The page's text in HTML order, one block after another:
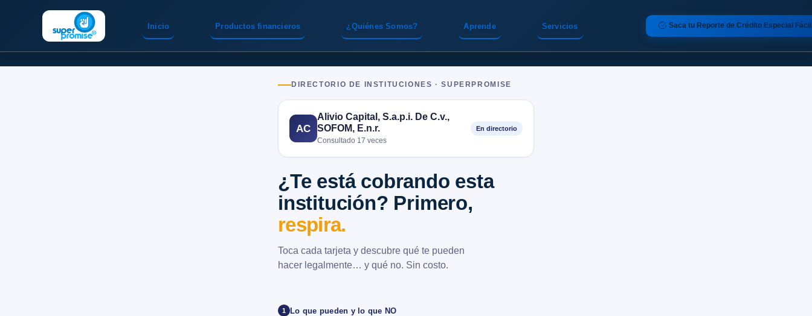
Inicio Servicios
Productos financieros ¿Quiénes Somos? Aprende Saca tu Reporte de Crédito Especial Fácil
DIRECTORIO DE INSTITUCIONES · SUPERPROMISE
AC
Alivio Capital, S.a.p.i. De C.v.,
SOFOM, E.n.r.
Consultado 17 veces
En directorio
¿Te está cobrando esta
institución? Primero,
respira.
Toca cada tarjeta y descubre qué te pueden
hacer legalmente… y qué no. Sin costo.
1 Lo que pueden y lo que NO